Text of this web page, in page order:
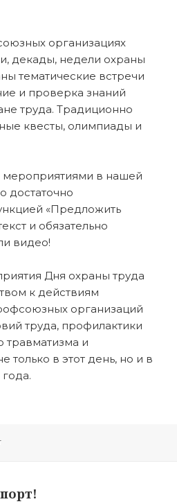
организациях
декады, недели охраны
тематические встречи
и проверка знаний
труда. Традиционно
квесты, олимпиады и
мероприятиями в нашей
достаточно
«Предложить
и обязательно
видео!
Дня охраны труда
к действиям
организаций
труда, профилактики
травматизма и
только в этот день, но и в